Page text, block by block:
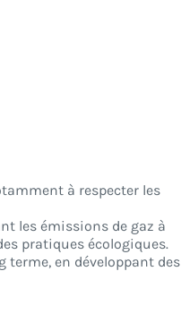
à respecter les
les émissions de gaz à
pratiques écologiques.
terme, en développant des